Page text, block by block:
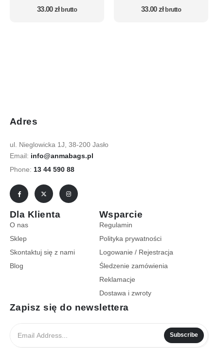
– wzór 26
33.00zł brutto
– wzór 33
33.00zł brutto
Adres
ul. Nieglowicka 1J, 38-200 Jasło
Email: info@anmabags.pl
Phone: 13 44 590 88
Dla Klienta
O nas
Sklep
Skontaktuj się z nami
Blog
Wsparcie
Regulamin
Polityka prywatności
Logowanie / Rejestracja
Śledzenie zamówienia
Reklamacje
Dostawa i zwroty
Zapisz się do newslettera
Subscribe